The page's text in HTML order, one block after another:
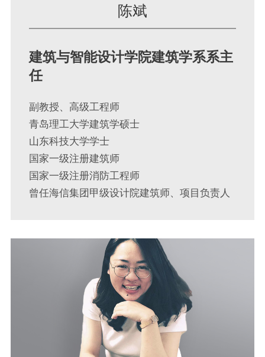
陈斌
建筑与智能设计学院建筑学系系主
任
副教授、高级工程师
青岛理工大学建筑学硕士
山东科技大学学士
国家一级注册建筑师
国家一级注册消防工程师
曾任海信集团甲级设计院建筑师、项目负责人